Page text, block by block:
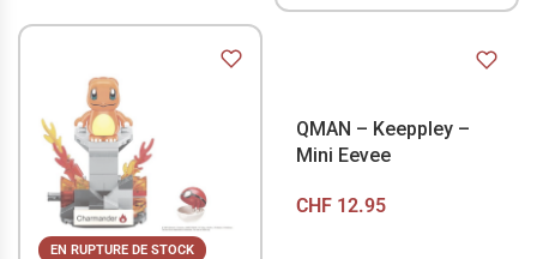
EN RUPTURE DE STOCK
QMAN – Keeppley –
Mini Eevee
CHF12.95